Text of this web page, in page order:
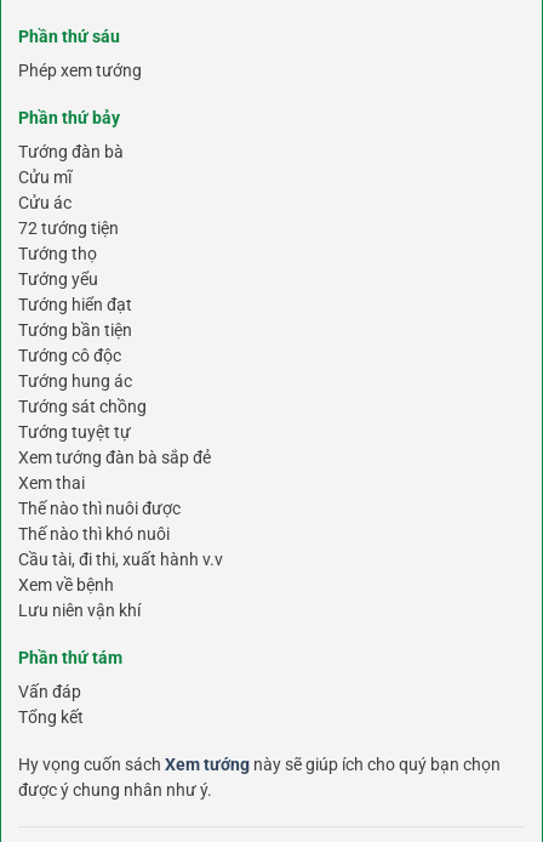
Phần thứ sáu
Phép xem tướng
Phần thứ bảy
Tướng đàn bà
Cửu mĩ
Cửu ác
72 tướng tiện
Tướng thọ
Tướng yểu
Tướng hiển đạt
Tướng bần tiện
Tướng cô độc
Tướng hung ác
Tướng sát chồng
Tướng tuyệt tự
Xem tướng đàn bà sắp đẻ
Xem thai
Thế nào thì nuôi được
Thế nào thì khó nuôi
Cầu tài, đi thi, xuất hành v.v
Xem về bệnh
Lưu niên vận khí
Phần thứ tám
Vấn đáp
Tổng kết
Hy vọng cuốn sách Xem tướng này sẽ giúp ích cho quý bạn chọn
được ý chung nhân như ý.